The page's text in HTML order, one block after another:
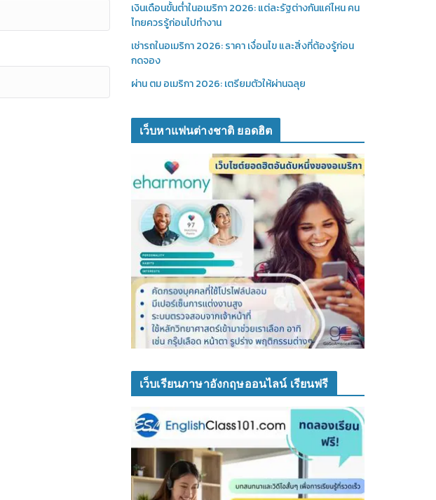
เงินเดือนขั้นต่ำในอเมริกา 2026: แต่ละรัฐต่างกันแค่ไหน คน
ไทยควรรู้ก่อนไปทำงาน
เช่ารถในอเมริกา 2026: ราคา เงื่อนไข และสิ่งที่ต้องรู้ก่อน
กดจอง
ผ่าน ตม อเมริกา 2026: เตรียมตัวให้ผ่านฉลุย
เว็บหาแฟนต่างชาติ ยอดฮิต
เว็บเรียนภาษาอังกฤษออนไลน์ เรียนฟรี